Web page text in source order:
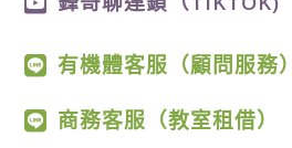
有機體客服（顧問服務）
商務客服（教室租借）